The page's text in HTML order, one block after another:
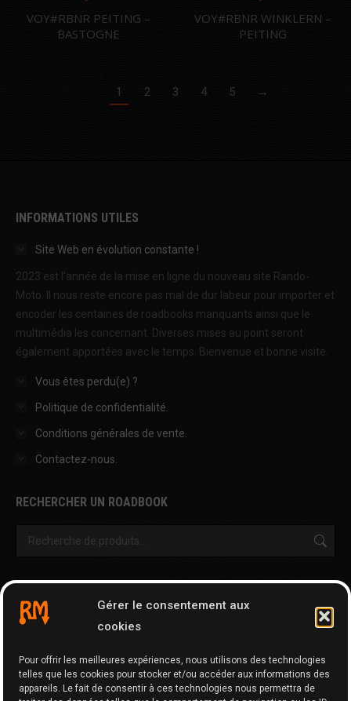
Gérer le consentement aux
cookies
Pour offrir les meilleures expériences, nous utilisons des technologies
telles que les cookies pour stocker et/ou accéder aux informations des
appareils. Le fait de consentir à ces technologies nous permettra de
VOY#RBNR PEITING –
BASTOGNE
VOY#RBNR WINKLERN –
PEITING
1 2 3 4 5 →
INFORMATIONS UTILES
Site Web en évolution constante !
2023 est l'année de la mise en ligne du nouveau site Rando-
Moto. Il nous reste encore pas mal de dur labeur pour importer et
encoder les centaines de roadbooks manquants ainsi que le
multimédia les concernant. Diverses mises au point seront
également apportées avec le temps. Bienvenue et bonne visite.
Vous êtes perdu(e) ?
Politique de confidentialité.
Conditions générales de vente.
Contactez-nous.
RECHERCHER UN ROADBOOK
Cartographie
GPX Editor
GPX Optimizer